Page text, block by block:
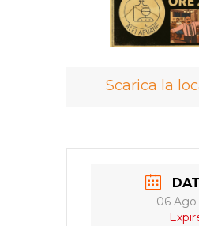
Scarica la
06 Ago